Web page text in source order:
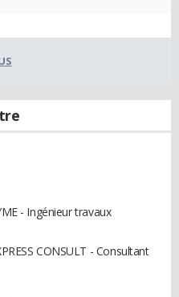
- Ingénieur travaux
CONSULT - Consultant